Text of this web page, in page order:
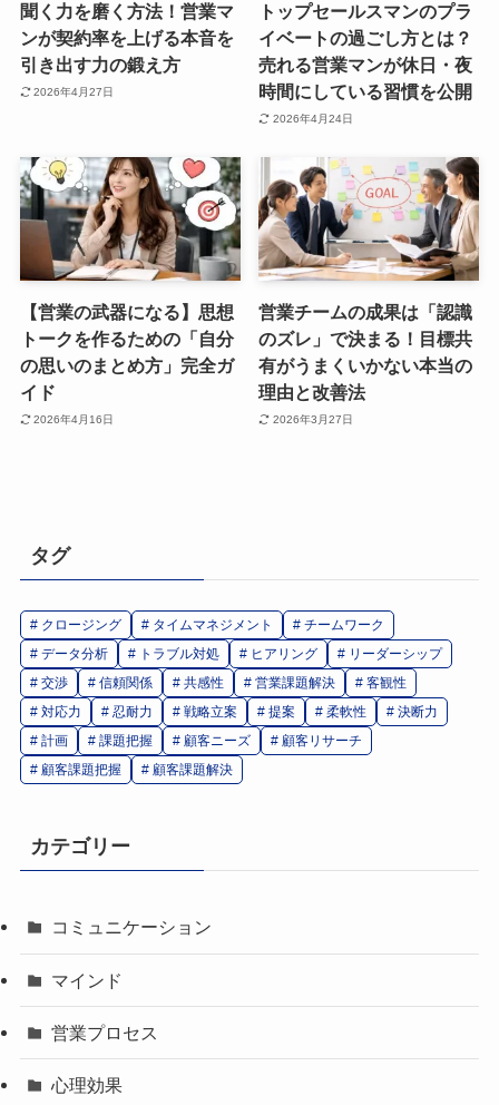
聞く力を磨く方法！営業マ
ンが契約率を上げる本音を
引き出す力の鍛え方
2026年4月27日
トップセールスマンのプラ
イベートの過ごし方とは？
売れる営業マンが休日・夜
時間にしている習慣を公開
2026年4月24日
【営業の武器になる】思想
トークを作るための「自分
の思いのまとめ方」完全ガ
イド
2026年4月16日
営業チームの成果は「認識
のズレ」で決まる！目標共
有がうまくいかない本当の
理由と改善法
2026年3月27日
タグ
クロージング タイムマネジメント
チームワーク
データ分析
トラブル対処 ヒアリング
リーダーシップ
交渉
信頼関係 共感性 営業課題解決
客観性
対応力
忍耐力 戦略立案 提案 柔軟性
決断力
計画
課題把握 顧客ニーズ
顧客リサーチ
顧客課題把握
顧客課題解決
カテゴリー
コミュニケーション
マインド
営業プロセス
心理効果